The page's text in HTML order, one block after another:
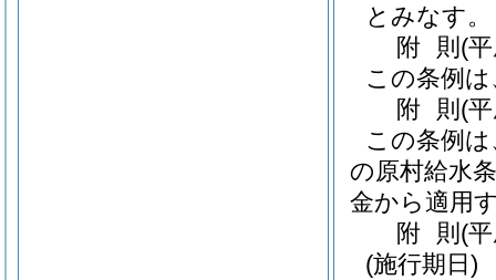
とみなす。
附 則 (
この条例
附 則 (
この条例
の原村給水
金から適用
附 則 (
(施行期日)